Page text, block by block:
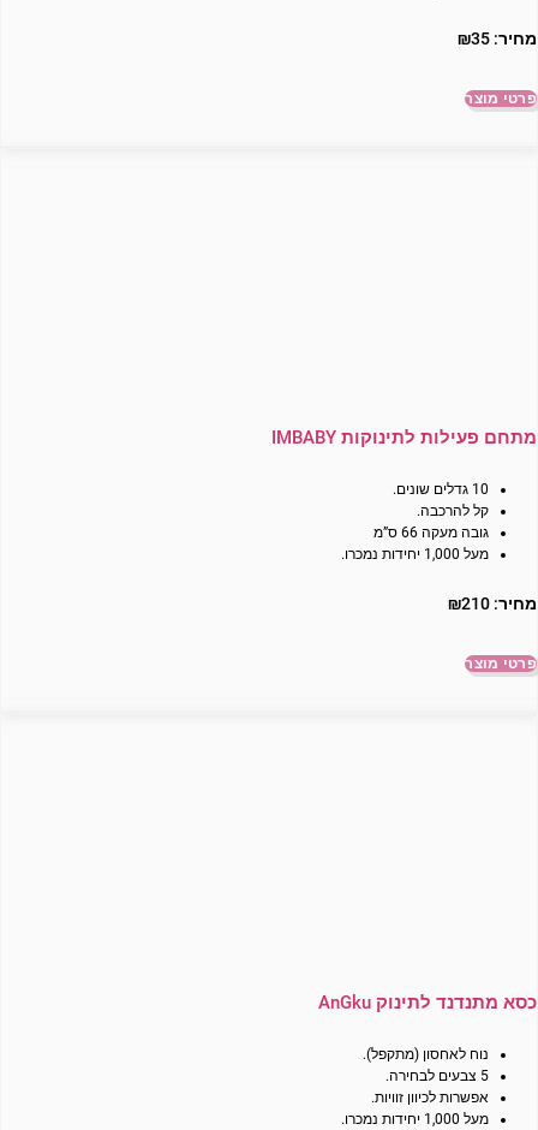
מחיר: ₪35
פרטי מוצר
מתחם פעילות לתינוקות IMBABY
10 גדלים שונים.
קל להרכבה.
גובה מעקה 66 ס”מ
מעל 1,000 יחידות נמכרו.
מחיר: ₪210
פרטי מוצר
כסא מתנדנד לתינוק AnGku
נוח לאחסון (מתקפל).
5 צבעים לבחירה.
אפשרות לכיוון זוויות.
מעל 1,000 יחידות נמכרו.